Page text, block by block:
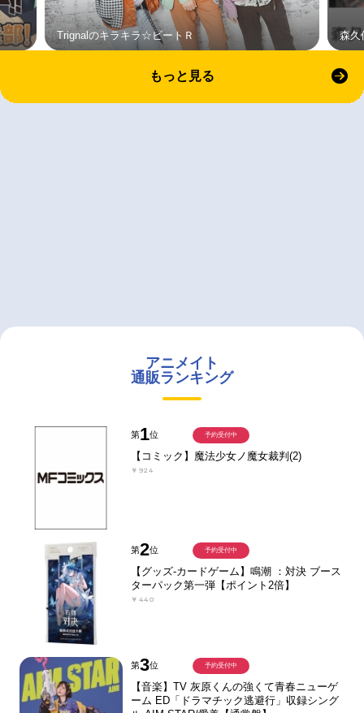
Trignalのキラキラ☆ビートＲ 森久
もっと見る
アニメイト
通販ランキング
第1位
【コミック】魔法少女ノ魔女裁判(2)
￥924
予約受付中
第2位
【グッズ-カードゲーム】鳴潮 ：対決 ブース
ターパック第一弾【ポイント2倍】
￥440
予約受付中
第3位
【音楽】TV 灰原くんの強くて青春ニューゲ
ーム ED「ドラマチック逃避行」収録シング
予約受付中